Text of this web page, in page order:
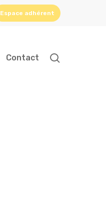
Espace adhérent
Contact